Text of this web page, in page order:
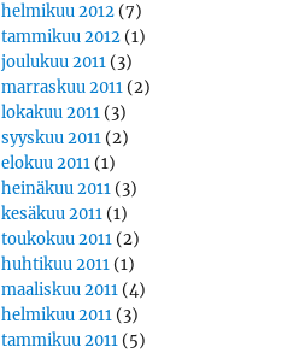
helmikuu 2012 (7)
tammikuu 2012 (1)
joulukuu 2011 (3)
marraskuu 2011 (2)
lokakuu 2011 (3)
syyskuu 2011 (2)
elokuu 2011 (1)
heinäkuu 2011 (3)
kesäkuu 2011 (1)
toukokuu 2011 (2)
huhtikuu 2011 (1)
maaliskuu 2011 (4)
helmikuu 2011 (3)
tammikuu 2011 (5)